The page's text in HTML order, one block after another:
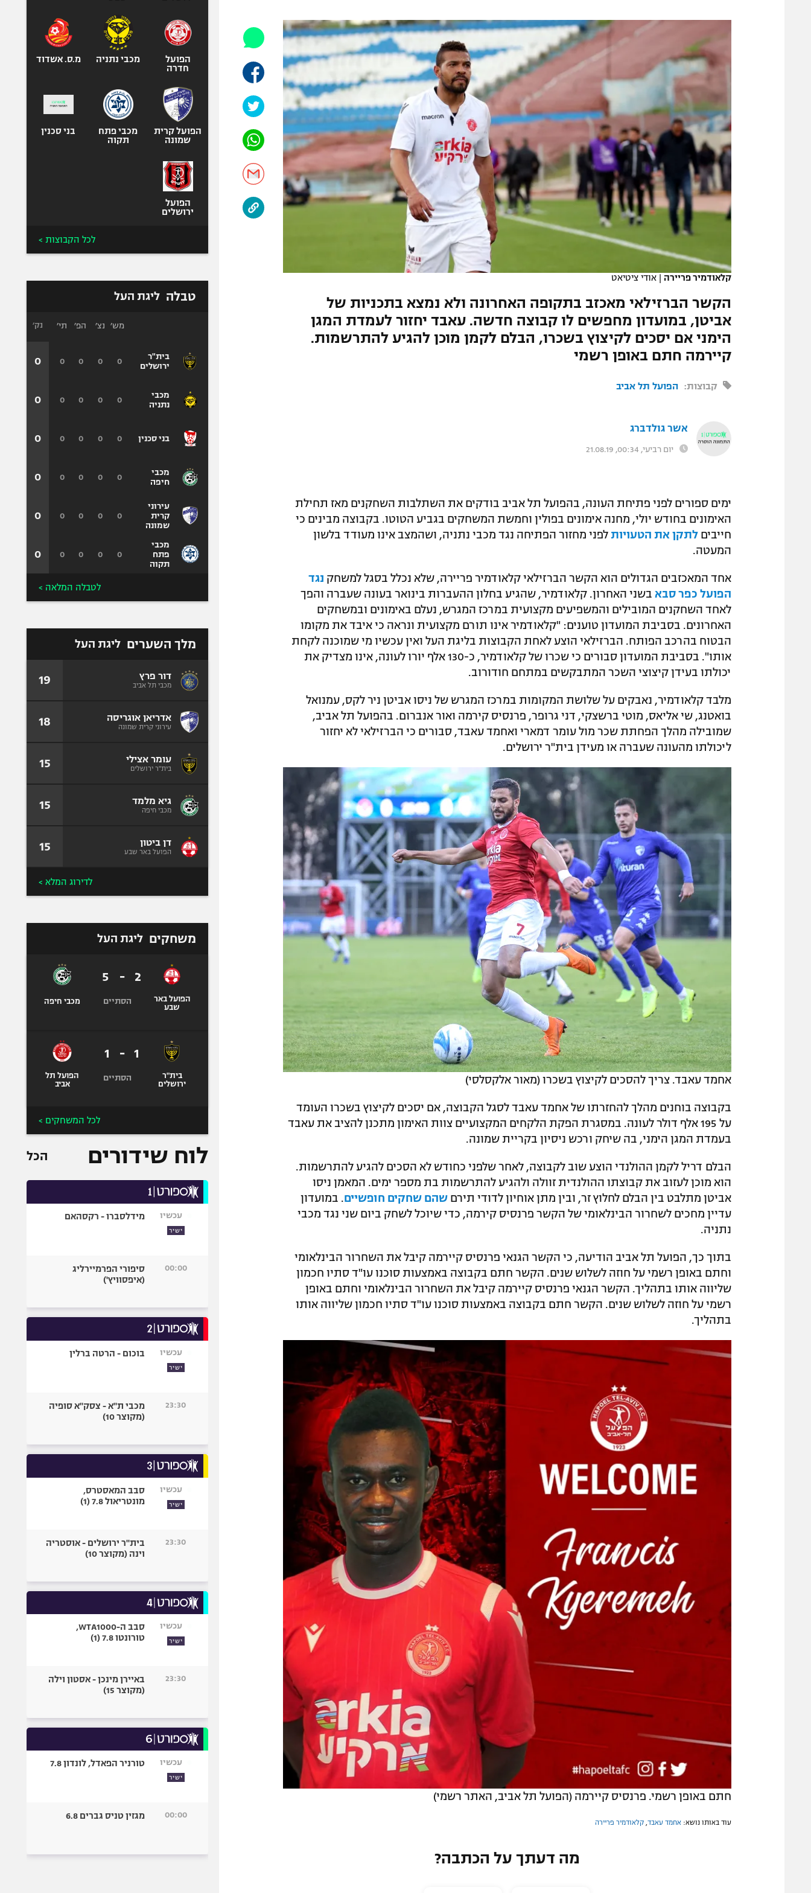
תקנון משתתפים וזוכים בפרסים
תקנון עבור פעילות אלקטרה
תקנון עבור פעילות ספורט 1 – "מרלן"
גיימינג E-Sports
תנאי שימוש
מדיניות פרטיות
תקנון פעילות ספורט 1
רשיון להקרנה פומבית לבית עסק
הצטרפות לחבילת הערוצים
המגזין
הפועל תל אביב
הפועל חיפה
הפועל באר שבע
מכבי נתניה
בני יהודה
ליגה סינית
ליגה ברזילאית
ליגות נוספות
אופניים
ספורט מוטורי
כדורמים
בייסבול MLB
ספורט אתגרי
אומנויות לחימה
קלאודמיר פריירה | אודי ציטיאט
הקשר הברזילאי מאכזב בתקופה האחרונה ולא נמצא בתכניות של
אביטן, במועדון מחפשים לו קבוצה חדשה. עאבד יחזור לעמדת המגן
הימני אם יסכים לקיצוץ בשכרו, הבלם לקמן מוכן להגיע להתרשמות.
קיירמה חתם באופן רשמי
קבוצות: הפועל תל אביב
אשר גולדברג
יום רביעי, 00:34, 21.08.19
ימים ספורים לפני פתיחת העונה, בהפועל תל אביב בודקים את השתלבות השחקנים מאז תחילת
האימונים בחודש יולי, מחנה אימונים בפולין וחמשת המשחקים בגביע הטוטו. בקבוצה מבינים כי
חייבים לתקן את הטעויות לפני מחזור הפתיחה נגד מכבי נתניה, ושהמצב אינו מעודד בלשון
המעטה.
אחד המאכזבים הגדולים הוא הקשר הברזילאי קלאודמיר פריירה, שלא נכלל בסגל למשחק נגד
הפועל כפר סבא בשני האחרון. קלאודמיר, שהגיע בחלון ההעברות בינואר בעונה שעברה והפך
לאחד השחקנים המובילים והמשפיעים מקצועית במרכז המגרש, נעלם באימונים ובמשחקים
האחרונים. בסביבת המועדון טוענים: "קלאודמיר אינו תורם מקצועית ונראה כי איבד את מקומו
הבטוח בהרכב הפותח. הברזילאי הוצע לאחת הקבוצות בליגת העל ואין עכשיו מי שמוכנה לקחת
אותו". בסביבת המועדון סבורים כי שכרו של קלאודמיר, כ-130 אלף יורו לעונה, אינו מצדיק את
יכולתו בעידן קיצוצי השכר המתבקשים במתחם חודורוב.
מלבד קלאודמיר, נאבקים על שלושת המקומות במרכז המגרש של ניסו אביטן ניר לקס, עמנואל
בואטנג, שי אליאס, מוטי ברשצקי, דני גרופר, פרנסיס קירמה ואור אנברום. בהפועל תל אביב,
שמובילה מהלך הפחתת שכר מול עומר דמארי ואחמד עאבד, סבורים כי הברזילאי לא יחזור
ליכולתו מהעונה שעברה או מעידן בית"ר ירושלים.
אחמד עאבד. צריך להסכים לקיצוץ בשכרו (מאור אלקסלסי)
בקבוצה בוחנים מהלך להחזרתו של אחמד עאבד לסגל הקבוצה, אם יסכים לקיצוץ בשכרו העומד
על 195 אלף דולר לעונה. במסגרת הפקת הלקחים המקצועיים צוות האימון מתכנן להציב את עאבד
בעמדת המגן הימני, בה שיחק ורכש ניסיון בקריית שמונה.
הבלם דריל לקמן ההולנדי הוצע שוב לקבוצה, לאחר שלפני כחודש לא הסכים להגיע להתרשמות.
הוא מוכן לעזוב את קבוצתו ההולנדית זוולה ולהגיע להתרשמות בת מספר ימים. המאמן ניסו
אביטן מתלבט בין הבלם לחלוץ זר, ובין מתן אוחיון לדודי תירם שהם שחקים חופשיים. במועדון
עדיין מחכים לשחרור הבינלאומי של הקשר פרנסיס קירמה, כדי שיוכל לשחק ביום שני נגד מכבי
נתניה.
בתוך כך, הפועל תל אביב הודיעה, כי הקשר הגנאי פרנסיס קיירמה קיבל את השחרור הבינלאומי
וחתם באופן רשמי על חוזה לשלוש שנים. הקשר חתם בקבוצה באמצעות סוכנו עו"ד סתיו חכמון
שליווה אותו בתהליך. הקשר הגנאי פרנסיס קיירמה קיבל את השחרור הבינלאומי וחתם באופן
רשמי על חוזה לשלוש שנים. הקשר חתם בקבוצה באמצעות סוכנו עו"ד סתיו חכמון שליווה אותו
בתהליך.
חתם באופן רשמי. פרנסיס קיירמה (הפועל תל אביב, האתר רשמי)
עוד באותו נושא: אחמד עאבד קלאודמיר פריירה
מה דעתך על הכתבה?
הפועל
חדרה
מכבי נתניה מ.ס. אשדוד
הפועל קרית
שמונה
מכבי פתח
תקוה
בני סכנין
הפועל
ירושלים
לכל הקבוצות >
טבלה ליגת העל
בית"ר
ירושלים
מכבי
נתניה
בני סכנין
מכבי
חיפה
עירוני
קרית
שמונה
מכבי
פתח
תקוה
מש׳ נצ׳ הפ׳ תי׳
0
0
0
0
0
0
0
0
0
0
0
0
0
0
0
0
0
0
0
0
0
0
0
0
נק׳
0
0
0
0
0
0
לטבלה המלאה >
מלך השערים ליגת העל
דור פרץ
מכבי תל אביב 19
אדריאן אוגריסה
עירוני קרית שמונה 18
עומר אצילי
בית"ר ירושלים 15
גיא מלמד
מכבי חיפה 15
דן ביטון
הפועל באר שבע 15
לדירוג המלא >
משחקים ליגת העל
הפועל באר
שבע
2
-
5
הסתיים מכבי חיפה
בית"ר
ירושלים
1
-
1
הסתיים
הפועל תל
אביב
לכל המשחקים >
לוח שידורים הכל
עכשיו
ישיר
מידלסברו - רקסהאם
00:00
סיפורי הפרמיירליג
(איפסוויץ')
עכשיו
ישיר
בוכום - הרטה ברלין
23:30
מכבי ת"א - צסק"א סופיה
(מקוצר 10)
עכשיו
ישיר
סבב המאסטרס,
מונטריאול 7.8 (1)
23:30
בית"ר ירושלים - אוסטריה
וינה (מקוצר 10)
עכשיו
ישיר
סבב ה-WTA1000,
טורונטו 7.8 (1)
23:30
באיירן מינכן - אסטון וילה
(מקוצר 15)
עכשיו
ישיר
טורניר הפאדל, לונדון 7.8
00:00 מגזין טניס גברים 6.8